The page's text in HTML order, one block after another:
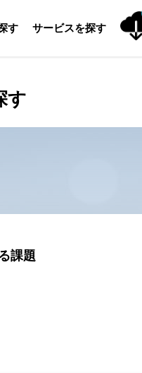
す サービスを探す
す
課題